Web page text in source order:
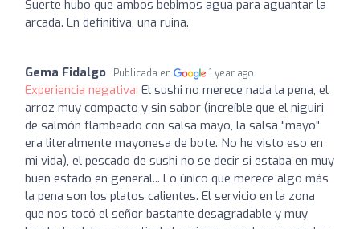
Suerte hubo que ambos bebimos agua para aguantar la
arcada. En definitiva, una ruina.
Gema Fidalgo Publicada en 1 year ago
Experiencia negativa: El sushi no merece nada la pena, el
arroz muy compacto y sin sabor (increíble que el niguiri
de salmón flambeado con salsa mayo, la salsa "mayo"
era literalmente mayonesa de bote. No he visto eso en
mi vida), el pescado de sushi no se decir si estaba en muy
buen estado en general... Lo único que merece algo más
la pena son los platos calientes. El servicio en la zona
que nos tocó el señor bastante desagradable y muy